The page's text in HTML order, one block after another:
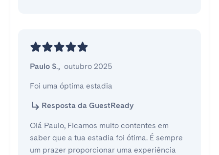
Paulo S., outubro 2025
Foi uma óptima estadia
Resposta da GuestReady
Olá Paulo, Ficamos muito contentes em
saber que a tua estadia foi ótima. É sempre
um prazer proporcionar uma experiência